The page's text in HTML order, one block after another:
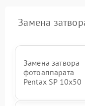
Замена
Замена затвора
фотоаппарата
Pentax SP 10x50